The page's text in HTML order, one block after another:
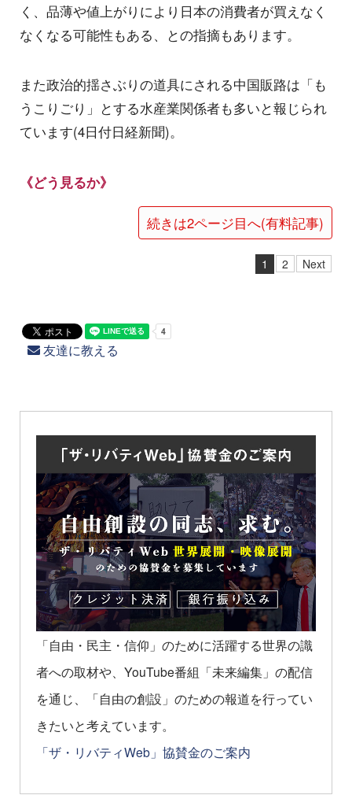
く、品薄や値上がりにより日本の消費者が買えなく
なくなる可能性もある、との指摘もあります。
また政治的揺さぶりの道具にされる中国販路は「も
うこりごり」とする水産業関係者も多いと報じられ
ています(4日付日経新聞)。
《どう見るか》
続きは2ページ目へ(有料記事)
1 2 Next
友達に教える
「自由・民主・信仰」のために活躍する世界の識
者への取材や、YouTube番組「未来編集」の配信
を通じ、「自由の創設」のための報道を行ってい
きたいと考えています。
「ザ・リバティWeb」協賛金のご案内